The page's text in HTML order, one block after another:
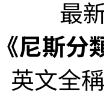
最
尼斯
英文全